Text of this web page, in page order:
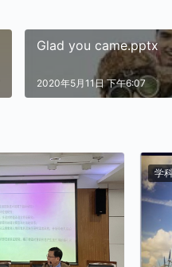
Glad you came.pptx
2020年5月11日 下午6:07
学